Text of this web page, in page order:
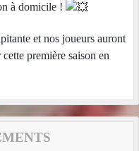
à domicile !
et nos joueurs auront
première saison en